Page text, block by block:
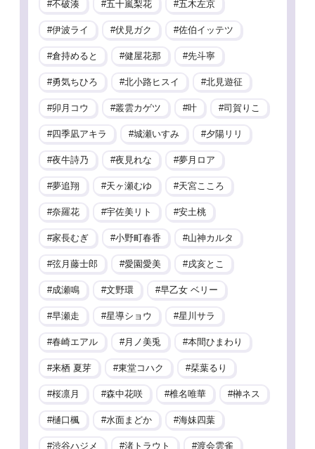
不破湊 五十嵐梨花 五木左京
伊波ライ 伏見ガク 佐伯イッテツ
倉持めると 健屋花那 先斗寧
勇気ちひろ 北小路ヒスイ 北見遊征
卯月コウ 叢雲カゲツ 叶 司賀りこ
四季凪アキラ 城瀬いすみ 夕陽リリ
夜牛詩乃 夜見れな 夢月ロア
夢追翔 天ヶ瀬むゆ 天宮こころ
奈羅花 宇佐美リト 安土桃
家長むぎ 小野町春香 山神カルタ
弦月藤士郎 愛園愛美 戌亥とこ
成瀬鳴 文野環 早乙女 ベリー
早瀬走 星導ショウ 星川サラ
春崎エアル 月ノ美兎 本間ひまわり
来栖 夏芽 東堂コハク 栞葉るり
桜凛月 森中花咲 椎名唯華 榊ネス
樋口楓 水面まどか 海妹四葉
渋谷ハジメ 渚トラウト 渡会雲雀